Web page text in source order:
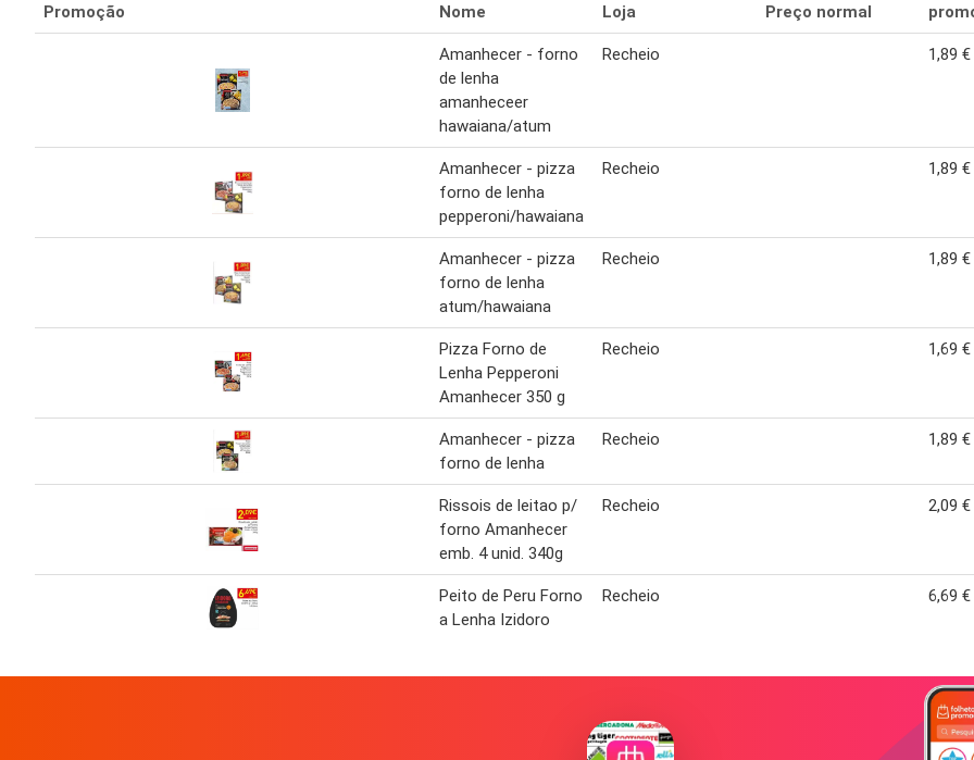
Promoção Nome Loja Preço normal
Amanhecer - forno
de lenha
amanheceer
hawaiana/atum
Recheio 1,89 €
Amanhecer - pizza
forno de lenha
pepperoni/hawaiana
Recheio 1,89 €
Amanhecer - pizza
forno de lenha
atum/hawaiana
Recheio 1,89 €
Pizza Forno de
Lenha Pepperoni
Amanhecer 350 g
Recheio 1,69 €
Amanhecer - pizza
forno de lenha
Recheio 1,89 €
Rissois de leitao p/
forno Amanhecer
emb. 4 unid. 340g
Recheio 2,09 €
Peito de Peru Forno
a Lenha Izidoro
Recheio 6,69 €